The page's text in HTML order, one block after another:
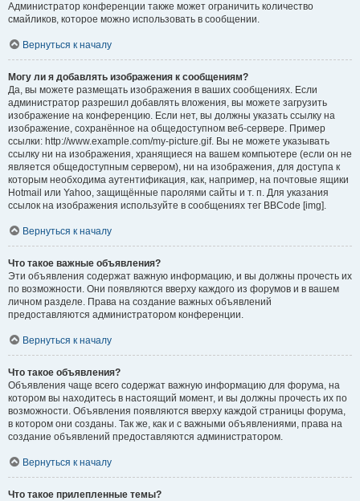
Администратор конференции также может ограничить количество
смайликов, которое можно использовать в сообщении.
Вернуться к началу
Могу ли я добавлять изображения к сообщениям?
Да, вы можете размещать изображения в ваших сообщениях. Если
администратор разрешил добавлять вложения, вы можете загрузить
изображение на конференцию. Если нет, вы должны указать ссылку на
изображение, сохранённое на общедоступном веб-сервере. Пример
ссылки: http://www.example.com/my-picture.gif. Вы не можете указывать
ссылку ни на изображения, хранящиеся на вашем компьютере (если он не
является общедоступным сервером), ни на изображения, для доступа к
которым необходима аутентификация, как, например, на почтовые ящики
Hotmail или Yahoo, защищённые паролями сайты и т. п. Для указания
ссылок на изображения используйте в сообщениях тег BBCode [img].
Вернуться к началу
Что такое важные объявления?
Эти объявления содержат важную информацию, и вы должны прочесть их
по возможности. Они появляются вверху каждого из форумов и в вашем
личном разделе. Права на создание важных объявлений
предоставляются администратором конференции.
Вернуться к началу
Что такое объявления?
Объявления чаще всего содержат важную информацию для форума, на
котором вы находитесь в настоящий момент, и вы должны прочесть их по
возможности. Объявления появляются вверху каждой страницы форума,
в котором они созданы. Так же, как и с важными объявлениями, права на
создание объявлений предоставляются администратором.
Вернуться к началу
Что такое прилепленные темы?